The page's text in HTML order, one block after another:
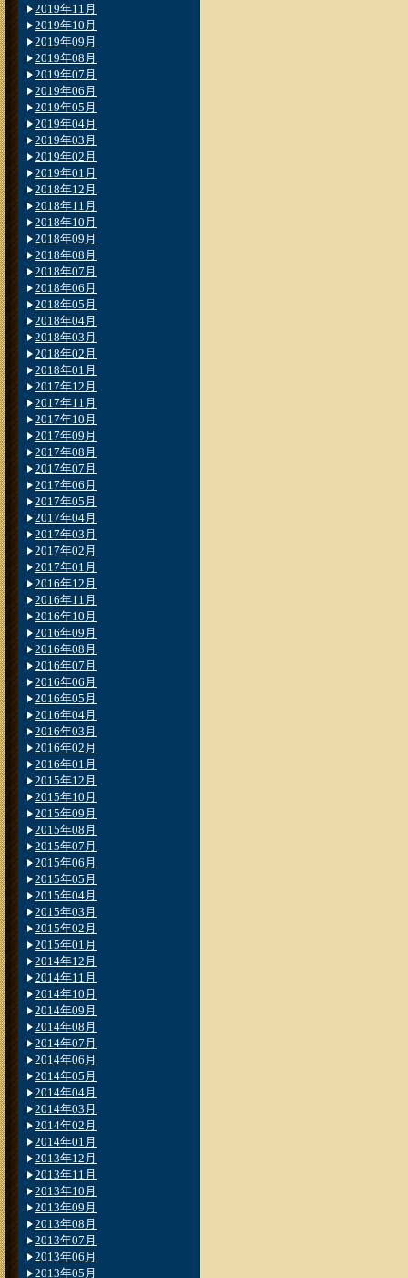
2019年11月
2019年10月
2019年09月
2019年08月
2019年07月
2019年06月
2019年05月
2019年04月
2019年03月
2019年02月
2019年01月
2018年12月
2018年11月
2018年10月
2018年09月
2018年08月
2018年07月
2018年06月
2018年05月
2018年04月
2018年03月
2018年02月
2018年01月
2017年12月
2017年11月
2017年10月
2017年09月
2017年08月
2017年07月
2017年06月
2017年05月
2017年04月
2017年03月
2017年02月
2017年01月
2016年12月
2016年11月
2016年10月
2016年09月
2016年08月
2016年07月
2016年06月
2016年05月
2016年04月
2016年03月
2016年02月
2016年01月
2015年12月
2015年10月
2015年09月
2015年08月
2015年07月
2015年06月
2015年05月
2015年04月
2015年03月
2015年02月
2015年01月
2014年12月
2014年11月
2014年10月
2014年09月
2014年08月
2014年07月
2014年06月
2014年05月
2014年04月
2014年03月
2014年02月
2014年01月
2013年12月
2013年11月
2013年10月
2013年09月
2013年08月
2013年07月
2013年06月
2013年05月